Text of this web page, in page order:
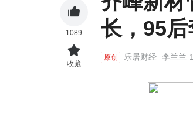
长，95
原创 乐居财经 李兰兰
1089
收藏